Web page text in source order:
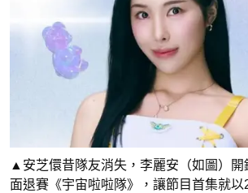
▲安芝儇昔隊友消失，李麗安（如圖）開
面退賽《宇宙啦啦隊》，讓節目首集就以